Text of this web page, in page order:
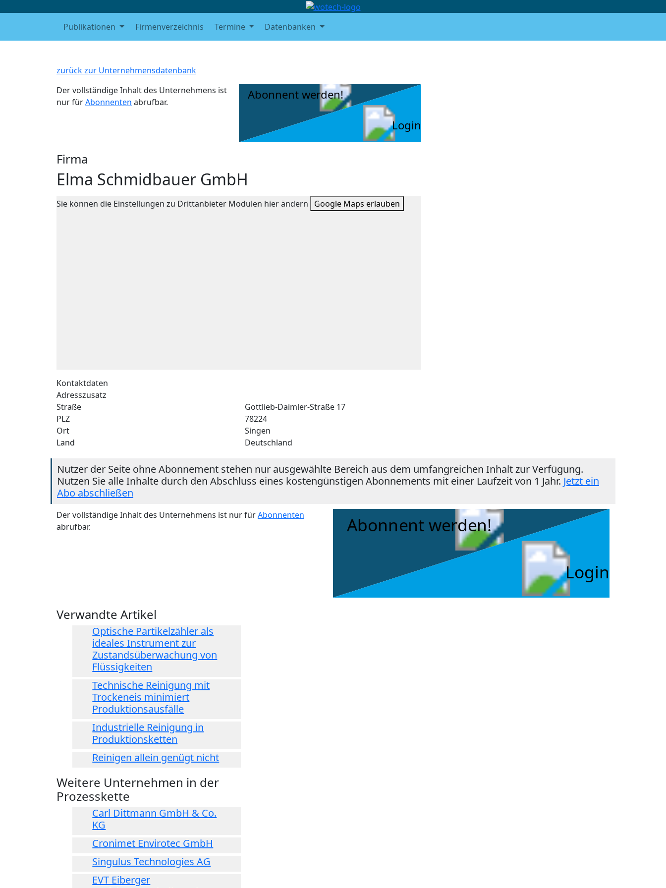
Publikationen Firmenverzeichnis Termine Datenbanken
zurück zur Unternehmensdatenbank
Der vollständige Inhalt des Unternehmens ist
nur fürAbonnenten abrufbar.
Abonnent werden!
Login
Firma
Elma Schmidbauer GmbH
Sie können die Einstellungen zu Drittanbieter Modulen hier ändern Google Maps erlauben
Kontaktdaten
Adresszusatz
Straße
Gottlieb-Daimler-Straße 17
PLZ
78224
Ort
Singen
Land
Deutschland
Nutzer der Seite ohne Abonnement stehen nur ausgewählte Bereich aus dem umfangreichen Inhalt zur Verfügung.
Nutzen Sie alle Inhalte durch den Abschluss eines kostengünstigen Abonnements mit einer Laufzeit von 1 Jahr. Jetzt ein
Abo abschließen
Der vollständige Inhalt des Unternehmens ist nur fürAbonnenten
abrufbar.
Abonnent werden!
Login
Verwandte Artikel
Optische Partikelzähler als
ideales Instrument zur
Zustandsüberwachung von
Flüssigkeiten
Technische Reinigung mit
Trockeneis minimiert
Produktionsausfälle
Industrielle Reinigung in
Produktionsketten
Reinigen allein genügt nicht
Weitere Unternehmen in der
Prozesskette
Carl Dittmann GmbH & Co.
KG
Cronimet Envirotec GmbH
Singulus Technologies AG
EVT Eiberger